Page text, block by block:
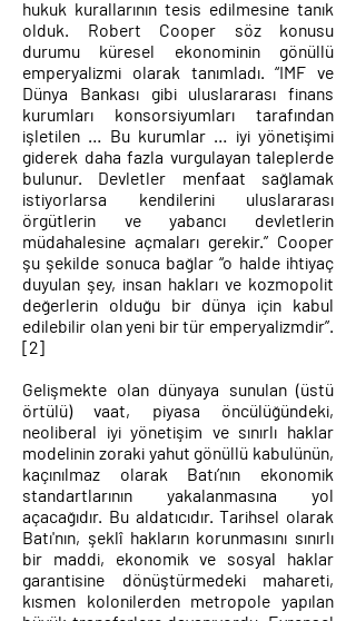
hukuk kurallarının tesis edilmesine tanık
olduk. Robert Cooper söz konusu
durumu küresel ekonominin gönüllü
emperyalizmi olarak tanımladı. “IMF ve
Dünya Bankası gibi uluslararası finans
kurumları konsorsiyumları tarafından
işletilen … Bu kurumlar … iyi yönetişimi
giderek daha fazla vurgulayan taleplerde
bulunur. Devletler menfaat sağlamak
istiyorlarsa kendilerini uluslararası
örgütlerin ve yabancı devletlerin
müdahalesine açmaları gerekir.” Cooper
şu şekilde sonuca bağlar “o halde ihtiyaç
duyulan şey, insan hakları ve kozmopolit
değerlerin olduğu bir dünya için kabul
edilebilir olan yeni bir tür emperyalizmdir”.
[2]
Gelişmekte olan dünyaya sunulan (üstü
örtülü) vaat, piyasa öncülüğündeki,
neoliberal iyi yönetişim ve sınırlı haklar
modelinin zoraki yahut gönüllü kabulünün,
kaçınılmaz olarak Batı’nın ekonomik
standartlarının yakalanmasına yol
açacağıdır. Bu aldatıcıdır. Tarihsel olarak
Batı'nın, şeklî hakların korunmasını sınırlı
bir maddi, ekonomik ve sosyal haklar
garantisine dönüştürmedeki mahareti,
kısmen kolonilerden metropole yapılan